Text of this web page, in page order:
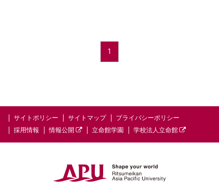
1
サイトポリシー サイトマップ
プライバシーポリシー
採用情報
情報公開 立命館学園 学校法人立命館